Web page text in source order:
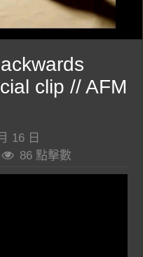
clip // AFM
16 日
86 點擊數